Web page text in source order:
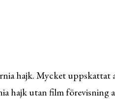
hajk. Mycket uppskattat
hajk utan film förevisning